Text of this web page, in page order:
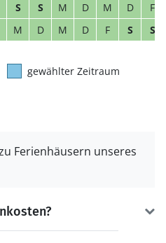
S S M D M D
F
M D M D F S S
gewählter Zeitraum
Ferienhäusern unseres